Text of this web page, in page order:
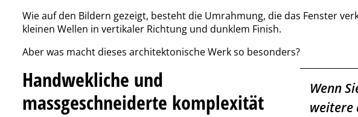
Wie auf den Bildern gezeigt, besteht die Umrahmung, die das Fenster
kleinen Wellen in vertikaler Richtung und dunklem Finish.
Aber was macht dieses architektonische Werk so besonders?
Wenn
weitere
Handwekliche und
massgeschneiderte komplexität